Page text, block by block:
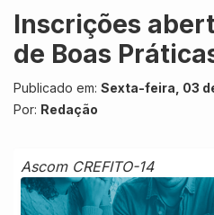
Inscrições
de Boas
Publicado em: Sexta-feira, 03
Por: Redação
Ascom CREFITO-14